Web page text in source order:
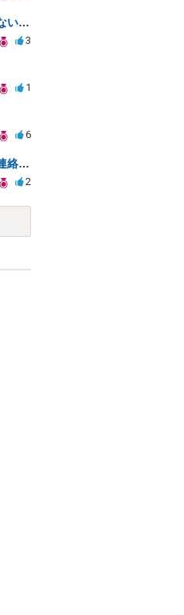
書類送検後の対応と家族に知られないための手続きについて相談
3
1
6
警察から口座作りの詐欺罪として連絡が来ました。
2